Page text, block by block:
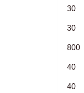
30
30
800
40
40